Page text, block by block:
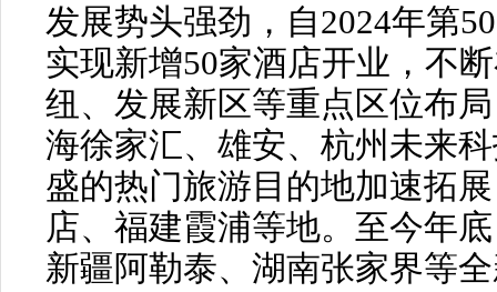
发展势头强劲，自2024年第
实现新增50家酒店开业，不
纽、发展新区等重点区位布
海徐家汇、雄安、杭州未来
盛的热门旅游目的地加速拓
店、福建霞浦等地。至今年
新疆阿勒泰、湖南张家界等